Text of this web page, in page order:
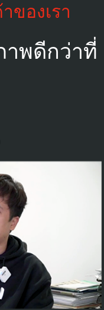
ของเรา
าพดีกว่าที่